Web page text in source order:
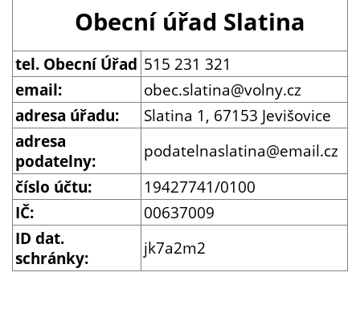
Obecní úřad Slatina
tel. Obecní Úřad 515 231 321
email:
obec.slatina@volny.cz
adresa úřadu:
Slatina 1, 67153 Jevišovice
adresa
podatelny:
podatelnaslatina@email.cz
číslo účtu:
19427741/0100
IČ:
00637009
ID dat.
schránky:
jk7a2m2